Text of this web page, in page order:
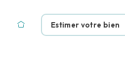
Estimer votre bien